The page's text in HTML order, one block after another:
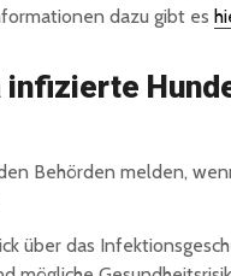
dazu gibt es
Behörden melden,
über das